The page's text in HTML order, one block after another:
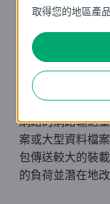
路安全性對各種
如此可以強化網
- 具備強大的網
Detection、
- 支援巨型封包
網路的網路輸送
案或大型資料檔
包傳送較大的裝
的負荷並潛在地
取得您的地區產